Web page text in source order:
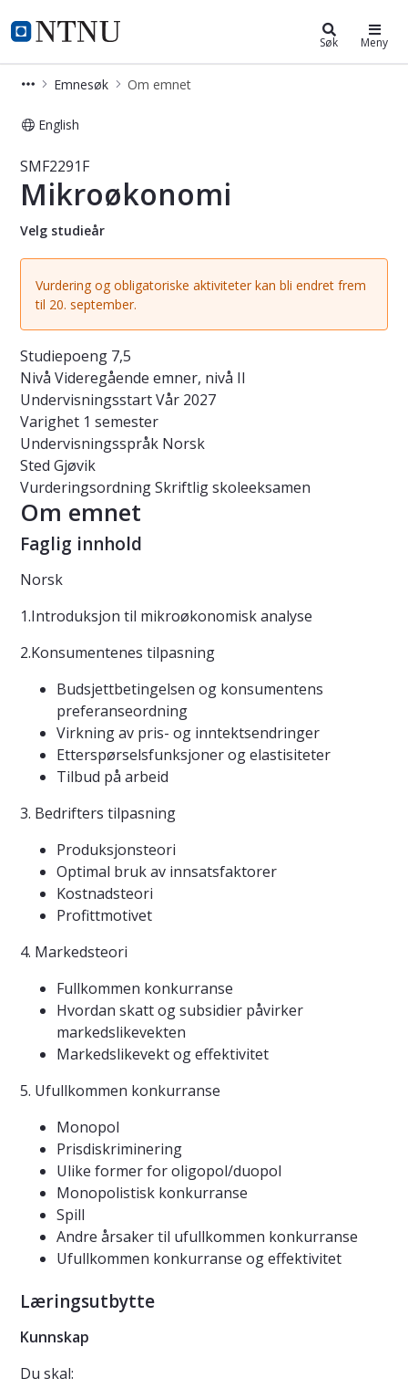
NTNU Hjemmeside
Studier Søk Meny
Emnesøk Om emnet
English
Emne - Mikroøkonomi - SMF2291F
SMF2291F
Mikroøkonomi
Velg studieår
Vurdering og obligatoriske aktiviteter kan bli endret frem
til 20. september.
Studiepoeng 7,5
Nivå Videregående emner, nivå II
UndervisningsstartVår 2027
Varighet 1 semester
Undervisningsspråk Norsk
Sted Gjøvik
VurderingsordningSkriftlig skoleeksamen
Om emnet
Faglig innhold
Norsk
1.Introduksjon til mikroøkonomisk analyse
2.Konsumentenes tilpasning
Budsjettbetingelsen og konsumentens
preferanseordning
Virkning av pris- og inntektsendringer
Etterspørselsfunksjoner og elastisiteter
Tilbud på arbeid
3. Bedrifters tilpasning
Produksjonsteori
Optimal bruk av innsatsfaktorer
Kostnadsteori
Profittmotivet
4. Markedsteori
Fullkommen konkurranse
Hvordan skatt og subsidier påvirker
markedslikevekten
Markedslikevekt og effektivitet
5. Ufullkommen konkurranse
Monopol
Prisdiskriminering
Ulike former for oligopol/duopol
Monopolistisk konkurranse
Spill
Andre årsaker til ufullkommen konkurranse
Ufullkommen konkurranse og effektivitet
Læringsutbytte
Kunnskap
Du skal: